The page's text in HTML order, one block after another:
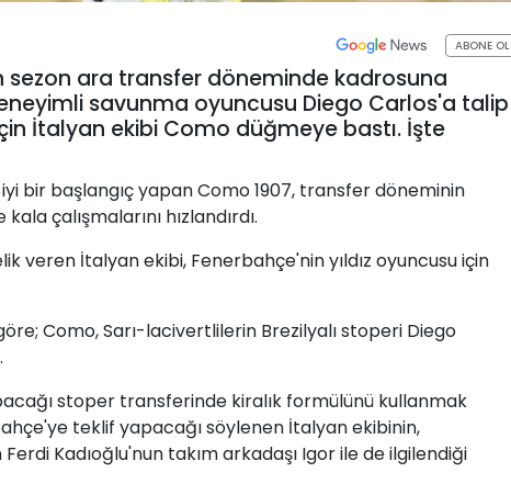
ABONE OL
sezon ara transfer döneminde kadrosuna
savunma oyuncusu Diego Carlos'a talip
için İtalyan ekibi Como düğmeye bastı. İşte
bir başlangıç yapan Como 1907, transfer döneminin
çalışmalarını hızlandırdı.
veren İtalyan ekibi, Fenerbahçe'nin yıldız oyuncusu için
Como, Sarı-lacivertlilerin Brezilyalı stoperi Diego
stoper transferinde kiralık formülünü kullanmak
teklif yapacağı söylenen İtalyan ekibinin,
Kadıoğlu'nun takım arkadaşı Igor ile de ilgilendiği